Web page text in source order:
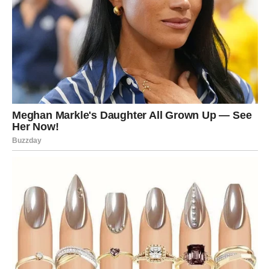
NAČIN PRIPREME KOLAČA:
Kremu prvo počnite pripremati kako bi se malo ohladila.
Stavite puding i šećer u činiju i dodajte malo mlijeka. Mešajte
dok se sastojci ne istopi i ne bude grudvica.
Zagrijte preostalo mlijeko. Kada je mleko provrilo, maknite
šerpu, malo smanjite temperaturu, pa ulijte umućen puding i
Kuvani puding sipajte u posebnu posudu da se brže ohladi i
prekrijte prozirnom folijom da se ne bi stvorila korica. Ohladiti
na sobnu temperaturu.